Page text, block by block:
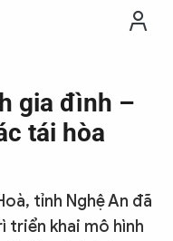
gia đình –
tái hòa
tỉnh Nghệ An đã
triển khai mô hình